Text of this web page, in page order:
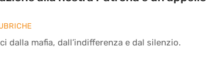
dalla mafia, dall’indifferenza e dal silenzio.